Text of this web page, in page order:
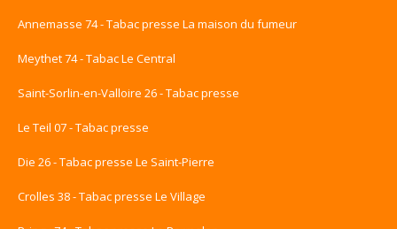
Annemasse 74 - Tabac presse La maison du fumeur
Meythet 74 - Tabac Le Central
Saint-Sorlin-en-Valloire 26 - Tabac presse
Le Teil 07 - Tabac presse
Die 26 - Tabac presse Le Saint-Pierre
Crolles 38 - Tabac presse Le Village